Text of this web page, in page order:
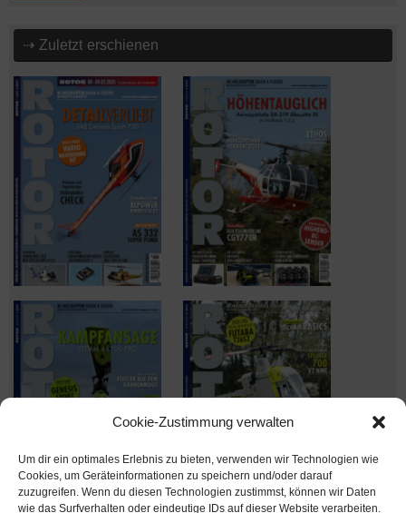
Cookie-Zustimmung verwalten
Um dir ein optimales Erlebnis zu bieten, verwenden wir Technologien wie
Cookies, um Geräteinformationen zu speichern und/oder darauf
zuzugreifen. Wenn du diesen Technologien zustimmst, können wir Daten
wie das Surfverhalten oder eindeutige IDs auf dieser Website verarbeiten.
⇢ Zuletzt erschienen